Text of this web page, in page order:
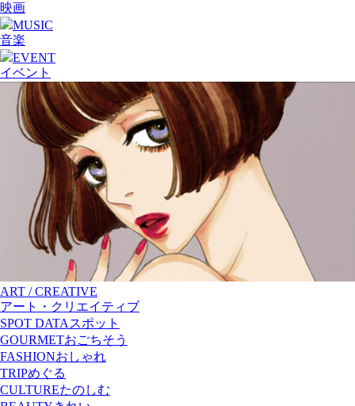
映画
MUSIC
音楽
EVENT
イベント
ART / CREATIVE
アート・クリエイティブ
SPOT DATA スポット
GOURMETおごちそう
FASHIONおしゃれ
TRIPめぐる
CULTUREたのしむ